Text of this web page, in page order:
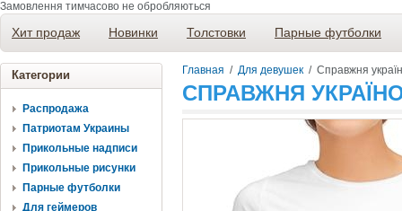
Замовлення тимчасово не обробляються
Хит продаж Новинки Толстовки Парные футболки
Категории
Распродажа
Патриотам Украины
Прикольные надписи
Прикольные рисунки
Парные футболки
Для геймеров
Главная / Для девушек / Справжня
СПРАВЖНЯ